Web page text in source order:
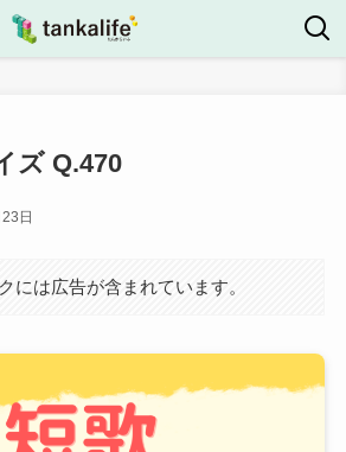
ズ Q.470
日
には広告が含まれています。